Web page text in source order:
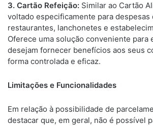
3. Cartão Refeição: Similar ao Cartão
voltado especificamente para despesas
restaurantes, lanchonetes e
Oferece uma solução conveniente para
desejam fornecer benefícios aos seus
forma controlada e eficaz.
Limitações e Funcionalidades
Em relação à possibilidade de
destacar que, em geral, não é possível